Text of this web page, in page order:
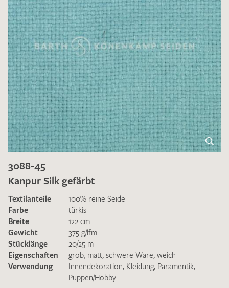
3088-45
Kanpur Silk gefärbt
Textilanteile
100% reine Seide
Farbe
türkis
Breite
122 cm
Gewicht
375 g/lfm
Stücklänge
20/25 m
Eigenschaften
grob, matt, schwere Ware, weich
Verwendung
Innendekoration, Kleidung, Paramentik,
Puppen/Hobby